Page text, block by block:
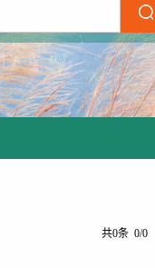
共0条 0/0